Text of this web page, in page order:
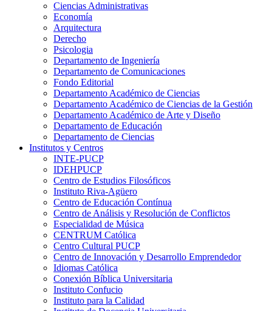
Ciencias Administrativas
Economía
Arquitectura
Derecho
Psicologia
Departamento de Ingeniería
Departamento de Comunicaciones
Fondo Editorial
Departamento Académico de Ciencias
Departamento Académico de Ciencias de la Gestión
Departamento Académico de Arte y Diseño
Departamento de Educación
Departamento de Ciencias
Institutos y Centros
INTE-PUCP
IDEHPUCP
Centro de Estudios Filosóficos
Instituto Riva-Agüero
Centro de Educación Contínua
Centro de Análisis y Resolución de Conflictos
Especialidad de Música
CENTRUM Católica
Centro Cultural PUCP
Centro de Innovación y Desarrollo Emprendedor
Idiomas Católica
Conexión Bíblica Universitaria
Instituto Confucio
Instituto para la Calidad